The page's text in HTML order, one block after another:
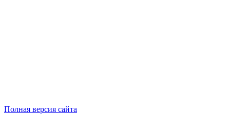
Полная версия сайта